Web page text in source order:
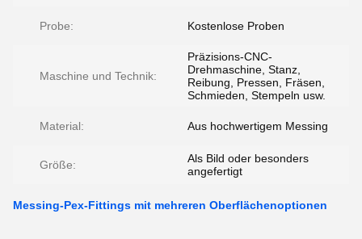
Probe: Kostenlose Proben
Maschine und Technik:
Präzisions-CNC-
Drehmaschine, Stanz,
Reibung, Pressen, Fräsen,
Schmieden, Stempeln usw.
Material: Aus hochwertigem Messing
Größe:
Als Bild oder besonders
angefertigt
Messing-Pex-Fittings mit mehreren Oberflächenoptionen